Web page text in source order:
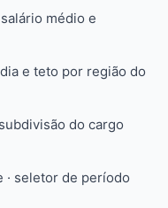
médio e
e teto por região do
do cargo
· seletor de período